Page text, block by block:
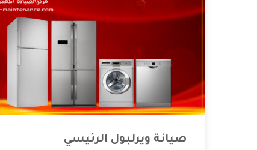
صيانة ويرلبول الرئيسي